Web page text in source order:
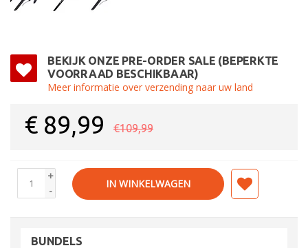
BEKIJK ONZE PRE-ORDER SALE (BEPERKTE
VOORRAAD BESCHIKBAAR)
Meer informatie over verzending naar uw land
€ 89,99 €109,99
+
-
IN WINKELWAGEN
BUNDELS